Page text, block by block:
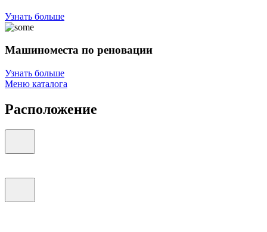
Узнать больше
Машиноместа по реновации
Узнать больше
Меню каталога
Расположение